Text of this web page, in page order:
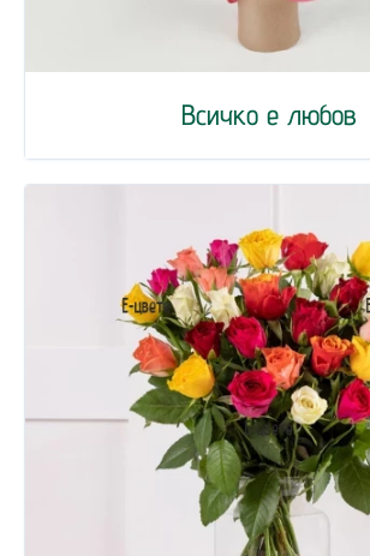
Всичко е любов